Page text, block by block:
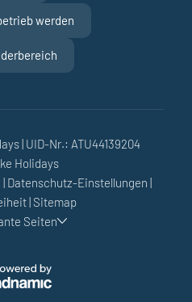
werden
| UID-Nr.: ATU44139204
Holidays
| Datenschutz-Einstellungen |
| Sitemap
Seiten